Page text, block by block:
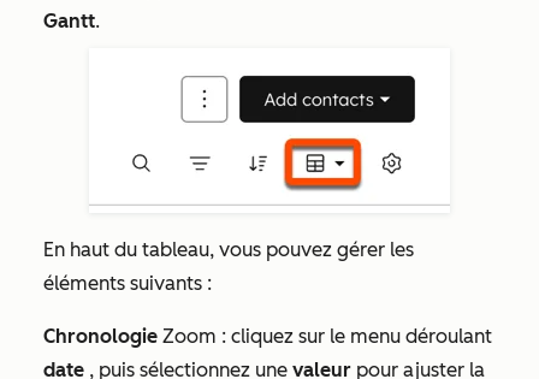
Gantt.
En haut du tableau, vous pouvez gérer les
éléments suivants :
Chronologie Zoom : cliquez sur le menu déroulant
date , puis sélectionnez une valeur pour ajuster la